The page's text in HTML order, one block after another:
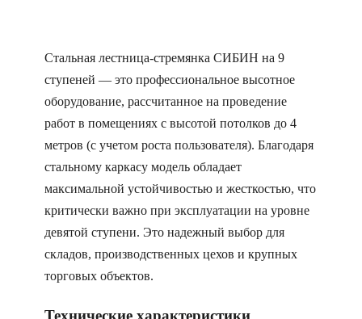
Стальная лестница-стремянка СИБИН на 9
ступеней — это профессиональное высотное
оборудование, рассчитанное на проведение
работ в помещениях с высотой потолков до 4
метров (с учетом роста пользователя). Благодаря
стальному каркасу модель обладает
максимальной устойчивостью и жесткостью, что
критически важно при эксплуатации на уровне
девятой ступени. Это надежный выбор для
складов, производственных цехов и крупных
торговых объектов.
Технические характеристики